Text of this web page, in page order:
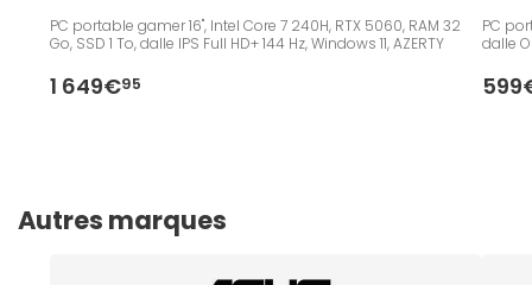
PC portable gamer 16", Intel Core 7 240H, RTX 5060, RAM 32
Go, SSD 1 To, dalle IPS Full HD+ 144 Hz, Windows 11, AZERTY
1 649€95
PC
dalle
Autres marques